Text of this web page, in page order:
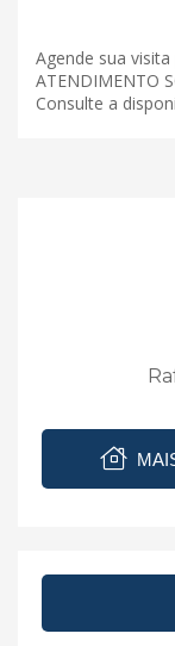
Agende sua
ATENDIMENTO
Consulte a